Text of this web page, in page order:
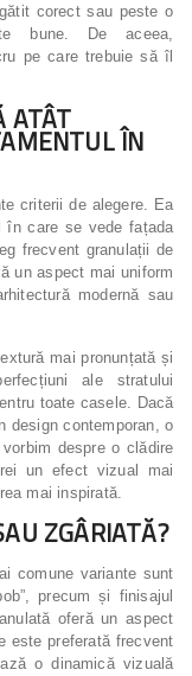
corect sau peste o
bune. De aceea,
pe care trebuie să îl
ATÂT
ÎN
criterii de alegere. Ea
în care se vede fațada
frecvent granulații de
un aspect mai uniform
modernă sau
mai pronunțată și
ale stratului
toate casele. Dacă
design contemporan, o
despre o clădire
un efect vizual mai
mai inspirată.
ZGÂRIATĂ?
comune variante sunt
precum și finisajul
oferă un aspect
este preferată frecvent
o dinamică vizuală